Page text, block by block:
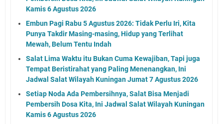
Kamis 6 Agustus 2026
Embun Pagi Rabu 5 Agustus 2026: Tidak Perlu Iri, Kita
Punya Takdir Masing-masing, Hidup yang Terlihat
Mewah, Belum Tentu Indah
Salat Lima Waktu itu Bukan Cuma Kewajiban, Tapi juga
Tempat Beristirahat yang Paling Menenangkan, Ini
Jadwal Salat Wilayah Kuningan Jumat 7 Agustus 2026
Setiap Noda Ada Pembersihnya, Salat Bisa Menjadi
Pembersih Dosa Kita, Ini Jadwal Salat Wilayah Kuningan
Kamis 6 Agustus 2026